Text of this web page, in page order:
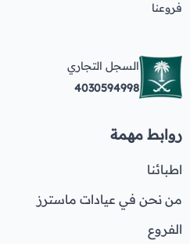
فروعنا
السجل التجاري
4030594998
روابط مهمة
اطبائنا
من نحن في عيادات ماسترز
الفروع